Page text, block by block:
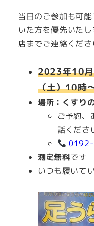
当日のご参加も可
いた方を優先いた
店までご連絡くださ
2023年10
（土）10時
場所：くすり
ご予約、
話くださ
測定無料です
いつも履いて